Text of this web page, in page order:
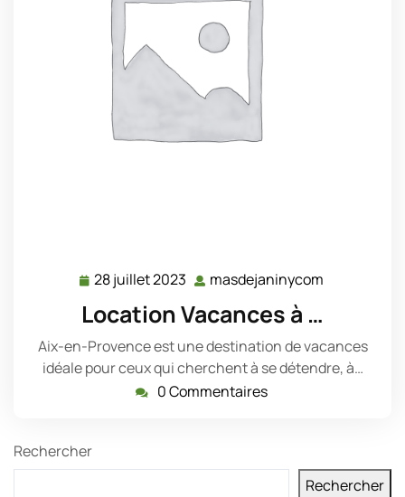
28 juillet 2023 28
juillet
2023
masdejaninycom
Location Vacances à …
Aix-en-Provence est une destination de vacances
idéale pour ceux qui cherchent à se détendre, à…
0 Commentaires
Rechercher
Rechercher